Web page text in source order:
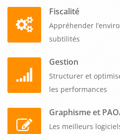
Fiscalité
Appréhender
subtilités
Gestion
Structurer et
les performances
Graphisme et
Les meilleurs